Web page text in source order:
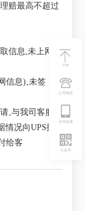
TOP
公司电话
合作洽谈
公众号
赔最高不超过
信息,未上网未
信息)‚未签
‚与我司客服核
况向UPS提
给客